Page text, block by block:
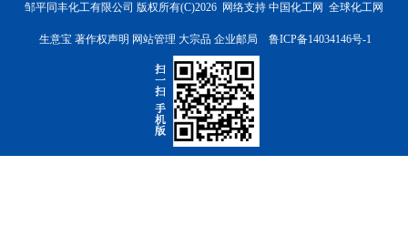
邹平同丰化工有限公司 版权所有(C)2026 网络支持 中国化工网 全球化工网
生意宝 著作权声明 网站管理 大宗品 企业邮局 鲁ICP备14034146号-1